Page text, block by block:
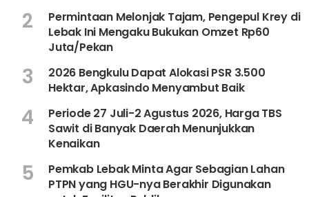
2
Permintaan Melonjak Tajam, Pengepul Krey di
Lebak Ini Mengaku Bukukan Omzet Rp60
Juta/Pekan
3
2026 Bengkulu Dapat Alokasi PSR 3.500
Hektar, Apkasindo Menyambut Baik
4
Periode 27 Juli-2 Agustus 2026, Harga TBS
Sawit di Banyak Daerah Menunjukkan
Kenaikan
5
Pemkab Lebak Minta Agar Sebagian Lahan
PTPN yang HGU-nya Berakhir Digunakan